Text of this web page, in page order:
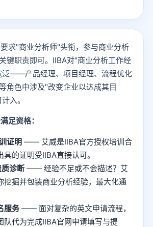
求"商业分析师"头衔，参与商业分析
键职责即可。IIBA对"商业分析工作经
泛——产品经理、项目经理、流程优化
角色中涉及"改变企业以达成其目
入。
足资格：
证明—— 艾威是IIBA官方授权培训合
具的证明受IIBA直接认可。
诊断—— 经验不足或不会描述？艾
挖掘并包装商业分析经验，最大化通
服务—— 面对复杂的英文申请流程，
队代为完成IIBA官网申请填写与提